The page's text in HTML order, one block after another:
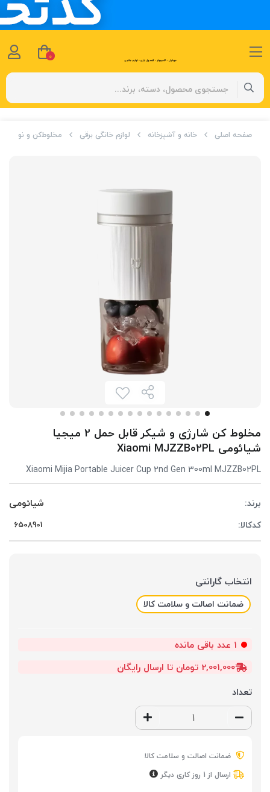
صفحه اصلی خانه و آشپزخانه لوازم خانگی برقی مخلوط‌کن و
مخلوط کن شارژی و شیکر قابل حمل 2 میجیا
شیائومی Xiaomi MJZZB02PL
Xiaomi Mijia Portable Juicer Cup 2nd Gen 300ml MJZZB02PL
برند: شیائومی
کدکالا:
انتخاب گارانتی
ضمانت اصالت و سلامت کالا
1 عدد باقی مانده
2,001,000 تومان تا ارسال رایگان
تعداد
ضمانت اصالت و سلامت کالا
ارسال از 1 روز کاری دیگر
0